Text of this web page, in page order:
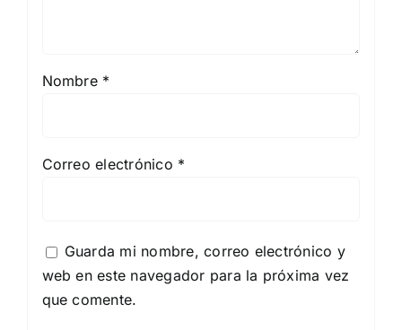
Nombre *
Correo electrónico *
Guarda mi nombre, correo electrónico y
web en este navegador para la próxima vez
que comente.